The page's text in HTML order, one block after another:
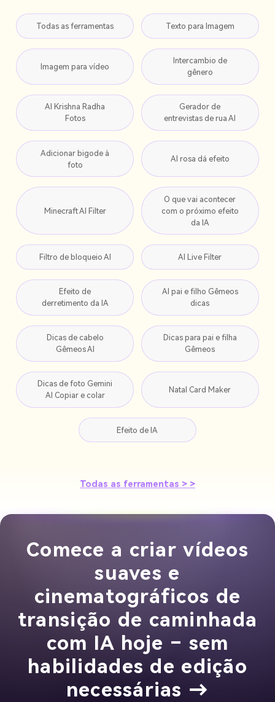
Todas as ferramentas Texto para Imagem
Imagem para vídeo
Intercambio de
gênero
AI Krishna Radha
Fotos
Gerador de
entrevistas de rua AI
Adicionar bigode à
foto
AI rosa dá efeito
Minecraft AI Filter
O que vai acontecer
com o próximo efeito
da IA
Filtro de bloqueio AI AI Live Filter
Efeito de
derretimento da IA
AI pai e filho Gêmeos
dicas
Dicas de cabelo
Gêmeos AI
Dicas para pai e filha
Gêmeos
Dicas de foto Gemini
AI Copiar e colar
Natal Card Maker
Efeito de IA
Todas as ferramentas > >
Comece a criar vídeos
suaves e
cinematográficos de
transição de caminhada
com IA hoje – sem
habilidades de edição
necessárias →